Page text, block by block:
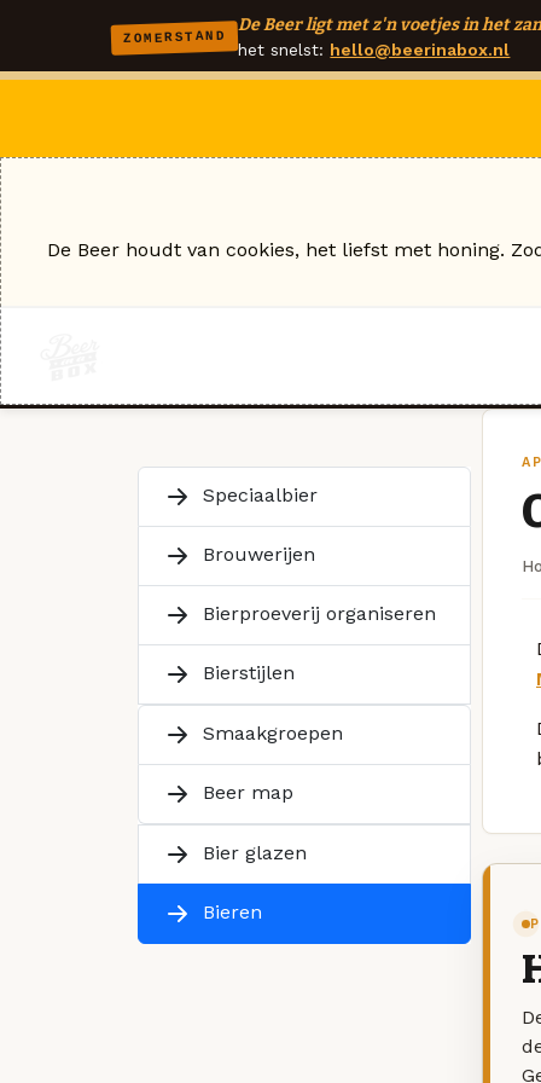
ZOMERSTAND
De Beer ligt met z'n voetjes in het
het snelst: hello@beerinabox.nl
Speciaalbier
Brouwerijen
Bierproeverij organiseren
Bierstijlen
Smaakgroepen
Beer map
Bier glazen
Bieren
De Beer houdt van cookies, het liefst met honing.